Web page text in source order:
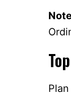
Note
Plan